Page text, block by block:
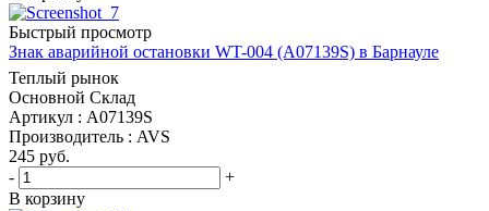
Быстрый просмотр
Знак аварийной остановки WT-004 (A07139S) в Барнауле
Теплый рынок
Основной Склад
Артикул : A07139S
Производитель : AVS
245 руб.
-
+
В корзину